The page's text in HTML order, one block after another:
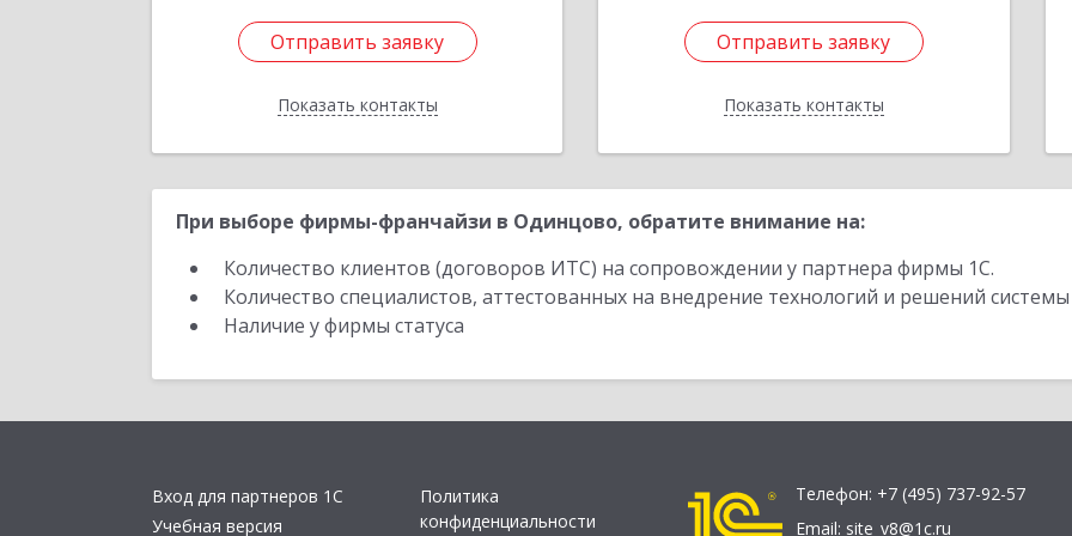
Отправить заявку
Показать контакты
Отправить заявку
Назад
Отправить заявку
Показать контакты
Отправить заявку
Назад
При выборе фирмы-франчайзи в Одинцово, обратите внимание на:
Количество клиентов (договоров ИТС) на сопровождении у партнера фирмы 1С.
Количество специалистов, аттестованных на внедрение технологий и решений
Наличие у фирмы статуса
Вход для партнеров 1С
Учебная версия
Политика
конфиденциальности
Телефон: +7 (495) 737-92-57
Email: site_v8@1c.ru